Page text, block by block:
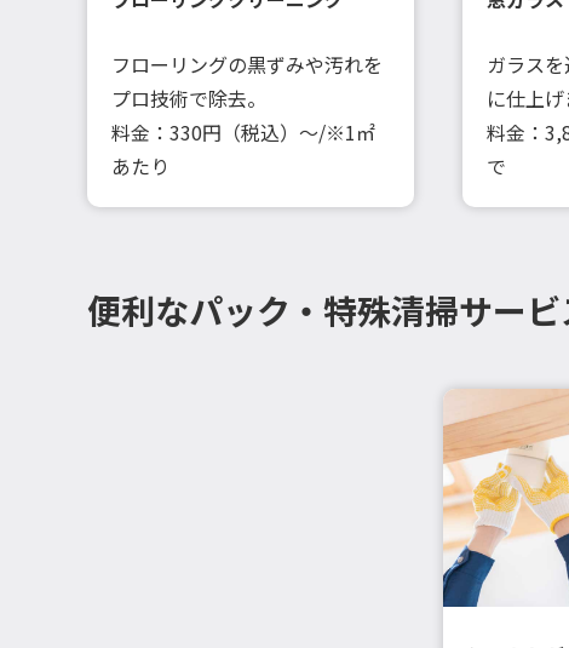
フローリングの黒ずみや汚れを
プロ技術で除去。
料金：330円（税込）～/※1㎡
あたり
ガラス
に仕上げ
料金：
で
便利なパック・特殊清掃サービ